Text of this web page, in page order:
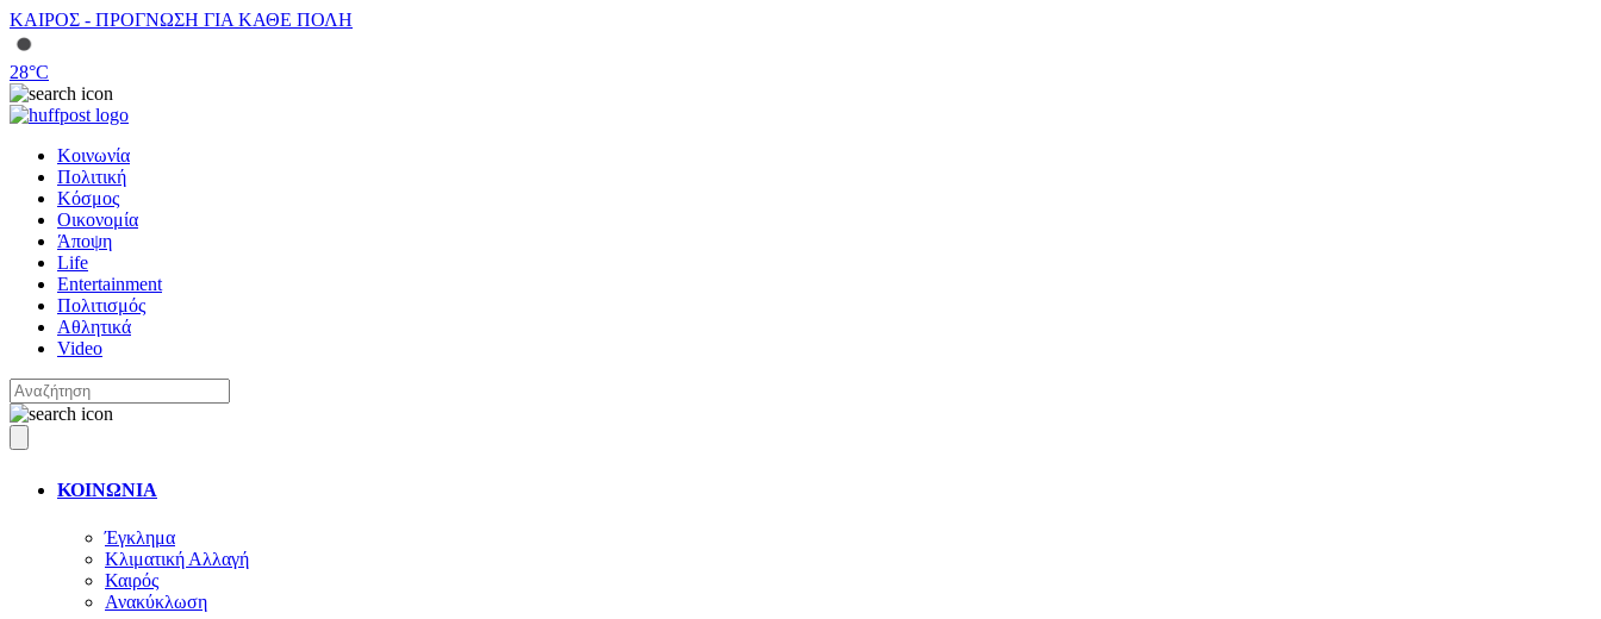
ΚΑΙΡΟΣ - ΠΡΟΓΝΩΣΗ ΓΙΑ ΚΑΘΕ ΠΟΛΗ
28°C
Κοινωνία
Πολιτική
Κόσμος
Οικονομία
Άποψη
Life
Entertainment
Πολιτισμός
Αθλητικά
Video
ΚΟΙΝΩΝΙΑ
Έγκλημα
Κλιματική Αλλαγή
Καιρός
Ανακύκλωση